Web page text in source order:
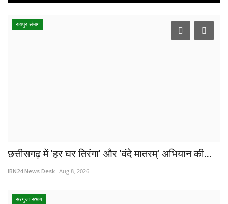
रायपुर संभाग
छत्तीसगढ़ में 'हर घर तिरंगा' और 'वंदे मातरम्' अभियान की...
IBN24 News Desk Aug 8, 2026
सरगुजा संभाग